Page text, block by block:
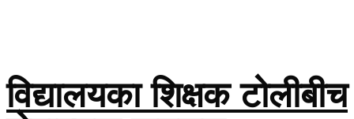
विद्यालयका शिक्षक टोलीबीच